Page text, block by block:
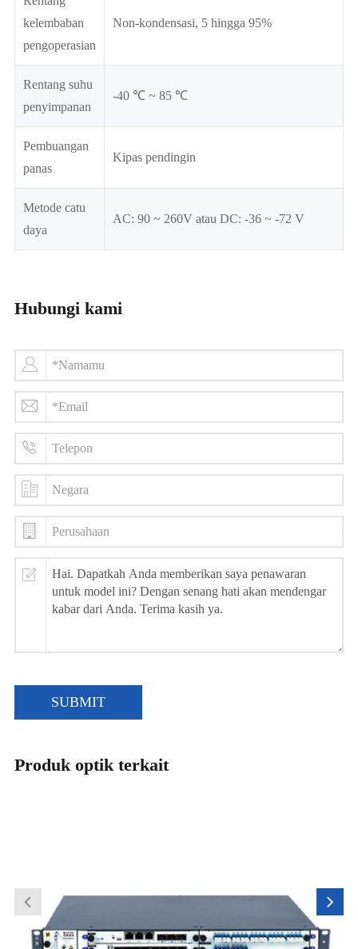
kelembaban
pengoperasian
Non-kondensasi, 5 hingga 95%
Rentang suhu
penyimpanan
-40 ℃ ~ 85 ℃
Pembuangan
panas
Kipas pendingin
Metode catu
daya
AC: 90 ~ 260V atau DC: -36 ~ -72 V
Hubungi kami
SUBMIT
Produk optik terkait